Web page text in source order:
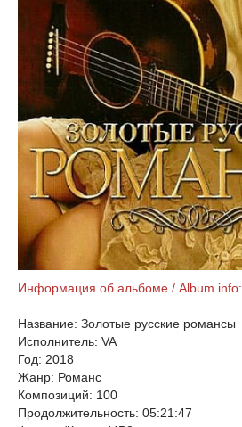
Информация об альбоме / Album info:
Название: Золотые русские романсы
Исполнитель: VA
Год: 2018
Жанр: Романс
Композиций: 100
Продолжительность: 05:21:47